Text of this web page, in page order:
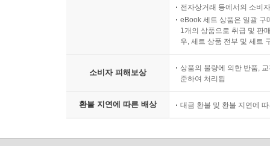
전자상거래 등에서의 소비
eBook 세트 상품은 일괄 구
1개의 상품으로 취급 및 판
우, 세트 상품 전부 및 세트
소비자 피해보상
상품의 불량에 의한 반품,
준하여 처리됨
환불 지연에 따른 배상 대금 환불 및 환불 지연에